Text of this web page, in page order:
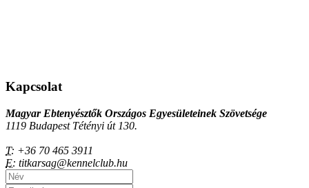
Kapcsolat
Magyar Ebtenyésztők Országos Egyesületeinek Szövetsége
1119 Budapest Tétényi út 130.
T: +36 70 465 3911
E: titkarsag@kennelclub.hu